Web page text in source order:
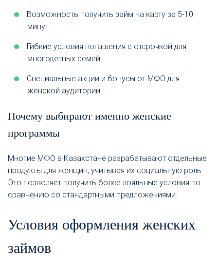
Возможность получить займ на карту за 5-10
минут
Гибкие условия погашения с отсрочкой для
многодетных семей
Специальные акции и бонусы от МФО для
женской аудитории
Почему выбирают именно женские
программы
Многие МФО в Казахстане разрабатывают отдельные
продукты для женщин, учитывая их социальную роль.
Это позволяет получить более лояльные условия по
сравнению со стандартными предложениями.
Условия оформления женских
займов